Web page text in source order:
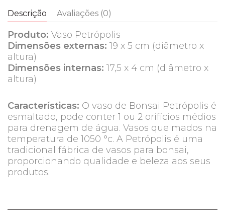
Descrição Avaliações (0)
Produto: Vaso Petrópolis
Dimensões externas: 19 x 5 cm (diâmetro x
altura)
Dimensões internas: 17,5 x 4 cm (diâmetro x
altura)
Características: O vaso de Bonsai Petrópolis é
esmaltado, pode conter 1 ou 2 orifícios médios
para drenagem de água. Vasos queimados na
temperatura de 1050 °c. A Petrópolis é uma
tradicional fábrica de vasos para bonsai,
proporcionando qualidade e beleza aos seus
produtos.